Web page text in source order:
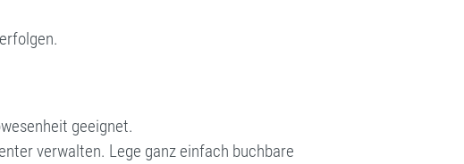
geeignet.
verwalten. Lege ganz einfach buchbare